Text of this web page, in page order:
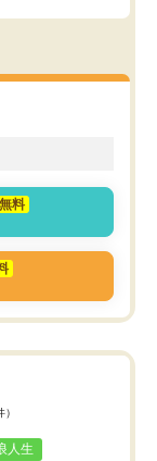
無料
）
人生